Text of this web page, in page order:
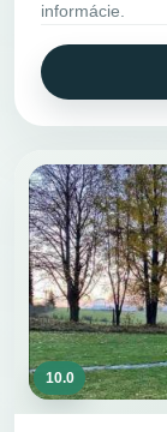
informácie.
10.0